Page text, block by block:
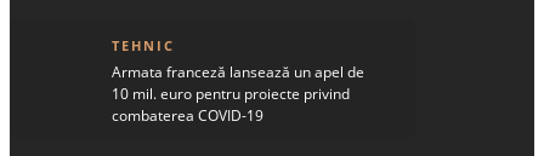
TEHNIC
Armata franceză lansează un apel de
10 mil. euro pentru proiecte privind
combaterea COVID-19